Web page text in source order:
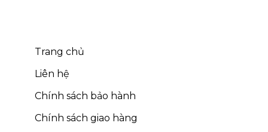
Trang chủ
Liên hệ
Chính sách bảo hành
Chính sách giao hàng